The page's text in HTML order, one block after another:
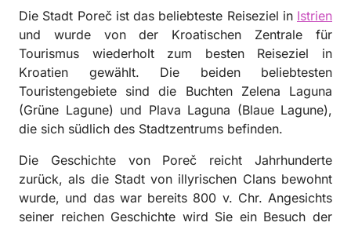
Die Stadt Poreč ist das beliebteste Reiseziel in Istrien
und wurde von der Kroatischen Zentrale für
Tourismus wiederholt zum besten Reiseziel in
Kroatien gewählt. Die beiden beliebtesten
Touristengebiete sind die Buchten Zelena Laguna
(Grüne Lagune) und Plava Laguna (Blaue Lagune),
die sich südlich des Stadtzentrums befinden.
Die Geschichte von Poreč reicht Jahrhunderte
zurück, als die Stadt von illyrischen Clans bewohnt
wurde, und das war bereits 800 v. Chr. Angesichts
seiner reichen Geschichte wird Sie ein Besuch der